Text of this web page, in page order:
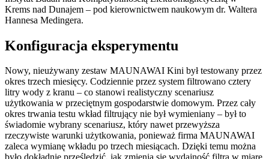
Krems nad Dunajem – pod kierownictwem naukowym dr. Waltera
Hannesa Medingera.
Konfiguracja eksperymentu
Nowy, nieużywany zestaw MAUNAWAI Kini był testowany przez
okres trzech miesięcy. Codziennie przez system filtrowano cztery
litry wody z kranu – co stanowi realistyczny scenariusz
użytkowania w przeciętnym gospodarstwie domowym. Przez cały
okres trwania testu wkład filtrujący nie był wymieniany – był to
świadomie wybrany scenariusz, który nawet przewyższa
rzeczywiste warunki użytkowania, ponieważ firma MAUNAWAI
zaleca wymianę wkładu po trzech miesiącach. Dzięki temu można